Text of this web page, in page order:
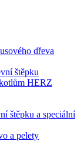
dřeva
štěpku
HERZ
štěpku a speciální
a pelety